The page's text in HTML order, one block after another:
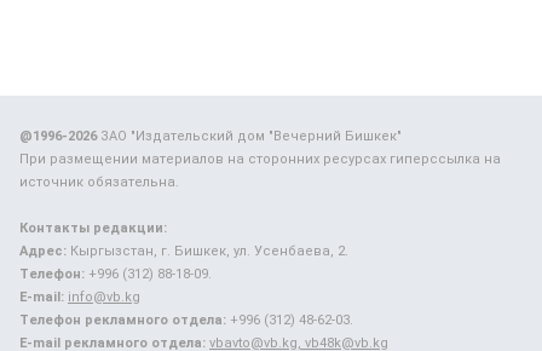
@1996-2026ЗАО "Издательский дом "Вечерний Бишкек"
При размещении материалов на сторонних ресурсах гиперссылка на
источник обязательна.
Контакты редакции:
Адрес: Кыргызстан, г. Бишкек, ул. Усенбаева, 2.
Телефон: +996 (312) 88-18-09.
E-mail: info@vb.kg
Телефон рекламного отдела: +996 (312) 48-62-03.
E-mail рекламного отдела: vbavto@vb.kg, vb48k@vb.kg